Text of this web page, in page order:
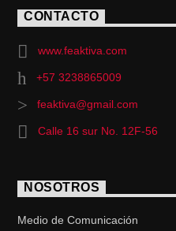
CONTACTO
www.feaktiva.com
+57 3238865009
feaktiva@gmail.com
Calle 16 sur No. 12F-56
NOSOTROS
Medio de Comunicación